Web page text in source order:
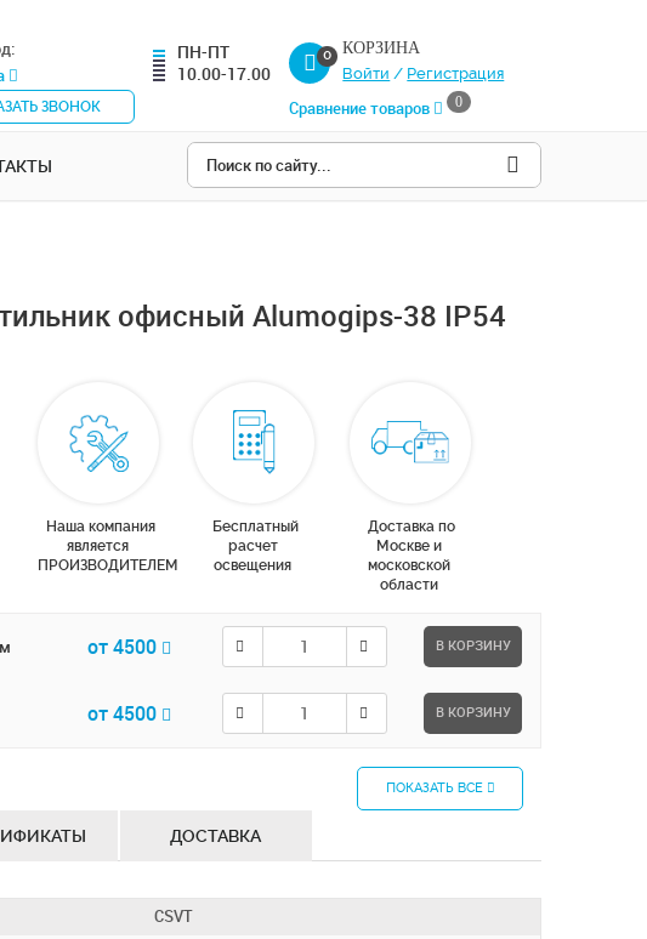
ЗВОНОК
ПН-ПТ
10.00-17.00
0
КОРЗИНА
Войти / Регистрация
Сравнение товаров
0
офисный Alumogips-38 IP54
Наша компания
является
ПРОИЗВОДИТЕЛЕМ
Бесплатный
расчет
освещения
Доставка по
Москве и
московской
области
от 4500 В КОРЗИНУ
от 4500 В КОРЗИНУ
ПОКАЗАТЬ ВСЕ
ДОСТАВКА
CSVT